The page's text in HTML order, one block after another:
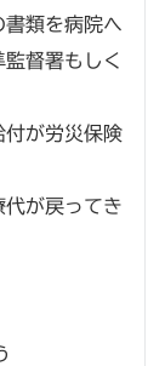
類を病院へ
督署もしく
付が労災保険
が戻ってき